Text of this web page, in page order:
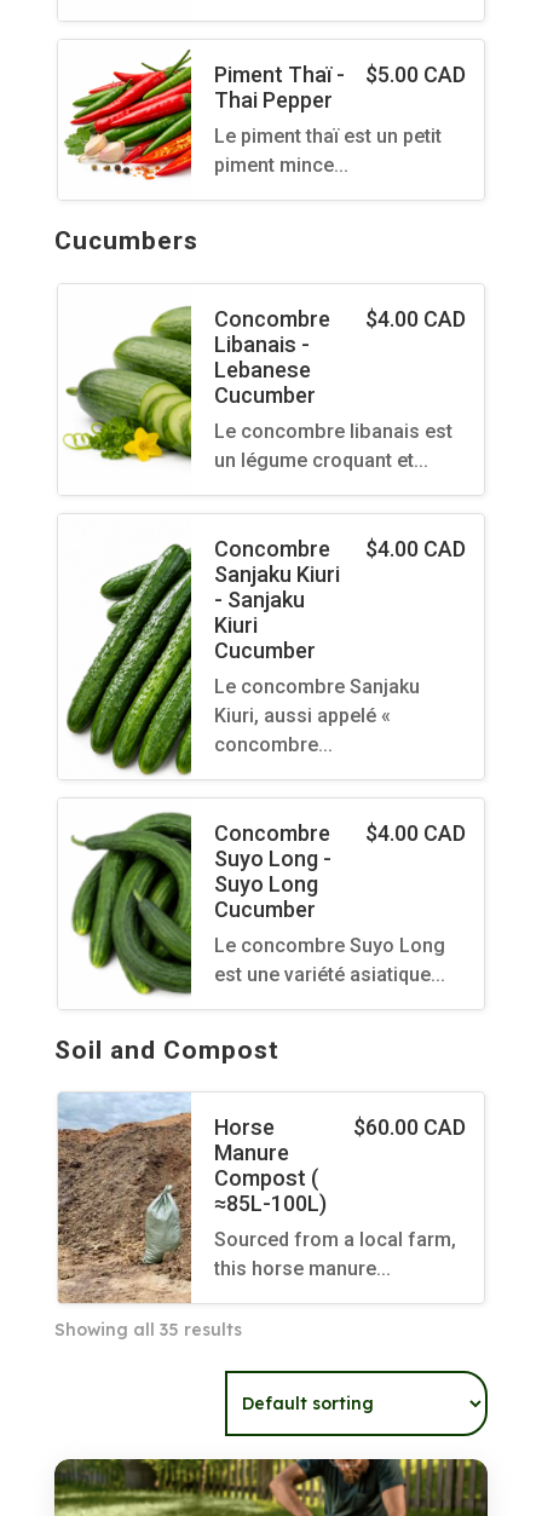
Piment Thaï -
Thai Pepper
$5.00 CAD
Le piment thaï est un petit
piment mince…
Cucumbers
Concombre
Libanais -
Lebanese
Cucumber
$4.00 CAD
Le concombre libanais est
un légume croquant et…
Concombre
Sanjaku Kiuri
- Sanjaku
Kiuri
Cucumber
$4.00 CAD
Le concombre Sanjaku
Kiuri, aussi appelé «
concombre…
Concombre
Suyo Long -
Suyo Long
Cucumber
$4.00 CAD
Le concombre Suyo Long
est une variété asiatique…
Soil and Compost
Horse
Manure
Compost (
≈85L-100L)
$60.00 CAD
Sourced from a local farm,
this horse manure…
Showing all 35 results